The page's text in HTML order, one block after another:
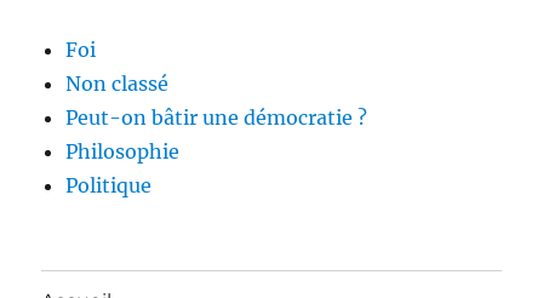
Foi
Non classé
Peut-on bâtir une démocratie ?
Philosophie
Politique